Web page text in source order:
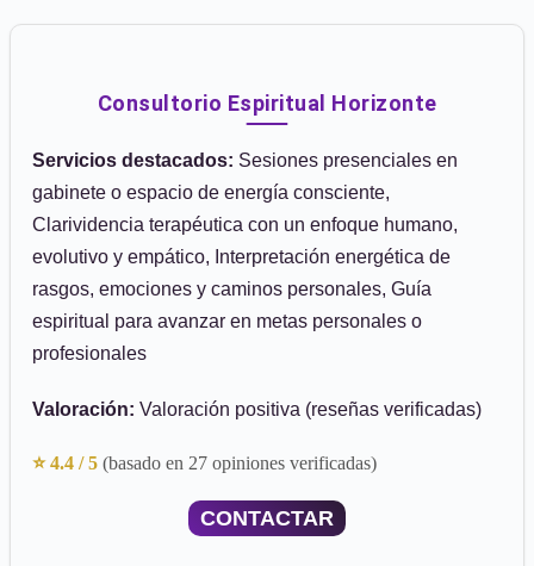
Consultorio Espiritual Horizonte
Servicios destacados: Sesiones presenciales en
gabinete o espacio de energía consciente,
Clarividencia terapéutica con un enfoque humano,
evolutivo y empático, Interpretación energética de
rasgos, emociones y caminos personales, Guía
espiritual para avanzar en metas personales o
profesionales
Valoración: Valoración positiva (reseñas verificadas)
⭐ 4.4 / 5 (basado en 27 opiniones verificadas)
CONTACTAR